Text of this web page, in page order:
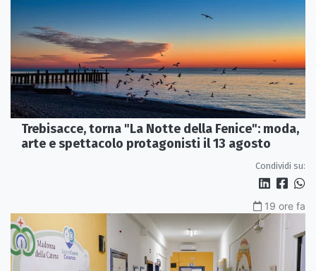
Trebisacce, torna "La Notte della Fenice": moda,
arte e spettacolo protagonisti il 13 agosto
Condividi su:
19 ore fa